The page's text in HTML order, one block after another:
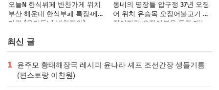
오늘N 한식뷔페 반찬가게 위치
부산 해운대 한식부페 특징·메뉴·
가격 (우리동네 반찬장인)
동네의 명장들 압구정 37년 오징
어 위치 유승목 오징어불고기 오
징어튀김 오징어볶음 특징·메뉴·
최신 글
1
윤주모 황태해장국 레시피 윤나라 셰프 조선간장 생들기름
(편스토랑 이찬원)